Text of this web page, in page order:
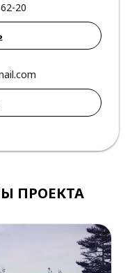
20
ПРОЕКТА